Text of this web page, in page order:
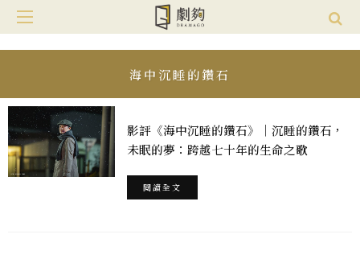
海中沉睡的鑽石
影評《海中沉睡的鑽石》｜沉睡的鑽石，
未眠的夢：跨越七十年的生命之歌
閱讀全文